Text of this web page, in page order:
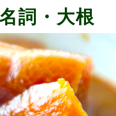
詞・大根